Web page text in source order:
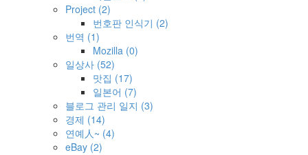
Project (2)
번호판 인식기 (2)
번역 (1)
Mozilla (0)
일상사 (52)
맛집 (17)
일본어 (7)
블로그 관리 일지 (3)
경제 (14)
연예人~ (4)
eBay (2)